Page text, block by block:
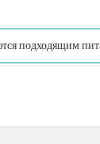
подходящим